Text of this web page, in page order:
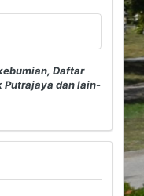
Daftar
Putrajaya dan lain-